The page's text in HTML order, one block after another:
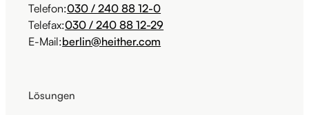
Telefon:030 / 240 88 12-0
Telefax:030 / 240 88 12-29
E-Mail:berlin@heither.com
Lösungen